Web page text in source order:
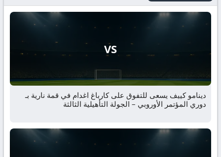
VS
دينامو كييف يسعى للتفوق على كارباغ اغدام في قمة نارية بـ
دوري المؤتمر الأوروبي – الجولة التأهيلية الثالثة